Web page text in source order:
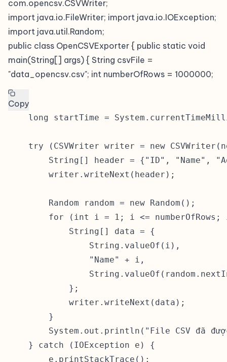
com.opencsv.CSVWriter;
import java.io.FileWriter; import java.io.IOException;
import java.util.Random;
public class OpenCSVExporter { public static void
main(String[] args) { String csvFile =
"data_opencsv.csv"; int numberOfRows = 1000000;
Copy
long startTime =
try (CSVWriter writer = new
String[] header = {"ID", "Name",
        writer.writeNext(header);
        Random random = new Random();
for (int i = 1; i <= numberOfRows;
            String[] data = {
                String.valueOf(i),
                "Name" + i,
            };
            writer.writeNext(data);
        }
System.out.println("File CSV đã
    } catch (IOException e) {
        e.printStackTrace();